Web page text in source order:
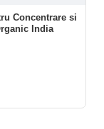
Concentrare si
India